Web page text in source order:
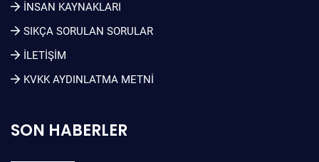
İNSAN KAYNAKLARI
SIKÇA SORULAN SORULAR
İLETİŞİM
KVKK AYDINLATMA METNI
SON HABERLER